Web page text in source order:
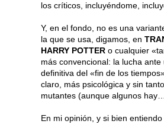
los críticos, incluyéndome,
Y, en el fondo, no es una
la que se usa, digamos, en
HARRY POTTER o cualquier
más convencional: la lucha
definitiva del «fin de los
claro, más psicológica y sin
mutantes (aunque algunos
En mi opinión, y si bien